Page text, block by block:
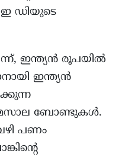
ഡിയുടെ
ഇന്ത്യൻ രൂപയിൽ
ഇന്ത്യൻ
മസാല ബോണ്ടുകൾ.
പണം